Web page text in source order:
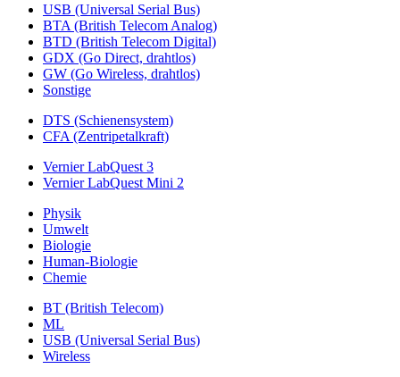
USB (Universal Serial Bus)
BTA (British Telecom Analog)
BTD (British Telecom Digital)
GDX (Go Direct, drahtlos)
GW (Go Wireless, drahtlos)
Sonstige
DTS (Schienensystem)
CFA (Zentripetalkraft)
Vernier LabQuest 3
Vernier LabQuest Mini 2
Physik
Umwelt
Biologie
Human-Biologie
Chemie
BT (British Telecom)
ML
USB (Universal Serial Bus)
Wireless